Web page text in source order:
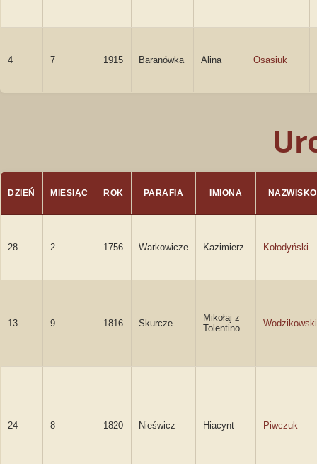
4 7 1915 Baranówka Alina Osasiuk
DZIEŃ MIESIĄC ROK PARAFIA IMIONA NAZWISKO
28 2 1756 Warkowicze Kazimierz Kołodyński
13 9 1816 Skurcze
Mikołaj z
Tolentino
Wodzikowski
24 8 1820 Nieświcz Hiacynt Piwczuk